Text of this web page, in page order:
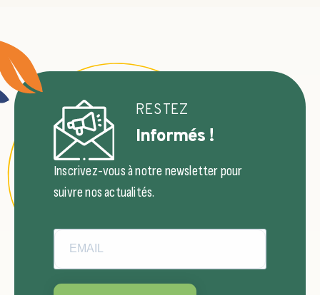
RESTEZ
Informés !
Inscrivez-vous à notre newsletter pour
suivre nos actualités.